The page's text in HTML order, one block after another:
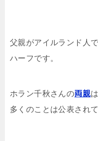
父親がアイルランド人
ハーフです。
ホラン千秋さんの両親
多くのことは公表され